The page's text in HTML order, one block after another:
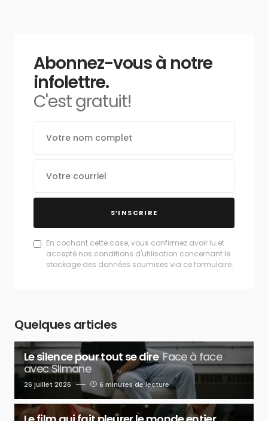
Abonnez-vous à notre
infolettre.
C'est gratuit!
S’INSCRIRE
En cochant cette case, vous confirmez avoir lu et
accepté nos conditions d'utilisation concernant le
stockage des données soumises via ce formulaire.
Quelques articles
Le silence pour tout se dire Face à face
avec Slimane
26 juillet 2026 6 minutes de lecture